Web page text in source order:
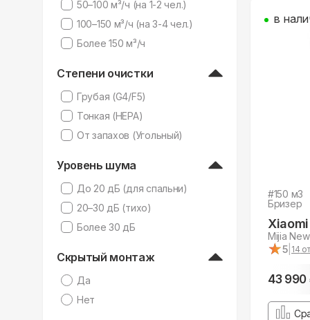
50–100 м³/ч (на 1-2 чел.)
100–150 м³/ч (на 3-4 чел.)
Более 150 м³/ч
Степени очистки
Грубая (G4/F5)
Тонкая (HEPA)
От запахов (Угольный)
Уровень шума
До 20 дБ (для спальни)
20–30 дБ (тихо)
Более 30 дБ
Скрытый монтаж
Да
Нет
#150 м3
Бризер
Xiaomi
Mijia
★
★5 14
43 990
в